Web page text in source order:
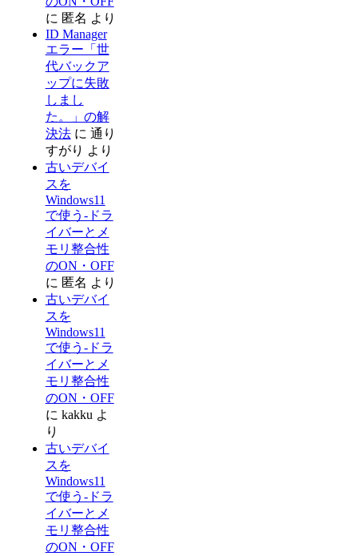
に 匿名 より
ID Manager
エラー「世
代バックア
ップに失敗
しまし
た。」の解
決法に 通り
すがり より
古いデバイ
スを
Windows11
で使う-ドラ
イバーとメ
モリ整合性
のON・OFF
に 匿名 より
古いデバイ
スを
Windows11
で使う-ドラ
イバーとメ
モリ整合性
のON・OFF
に kakku よ
り
古いデバイ
スを
Windows11
で使う-ドラ
イバーとメ
モリ整合性
のON・OFF